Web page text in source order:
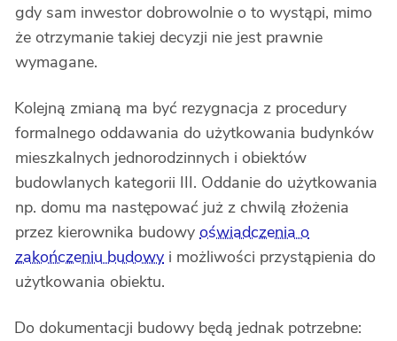
gdy sam inwestor dobrowolnie o to wystąpi, mimo
że otrzymanie takiej decyzji nie jest prawnie
wymagane.
Kolejną zmianą ma być rezygnacja z procedury
formalnego oddawania do użytkowania budynków
mieszkalnych jednorodzinnych i obiektów
budowlanych kategorii III. Oddanie do użytkowania
np. domu ma następować już z chwilą złożenia
przez kierownika budowy oświadczenia o
zakończeniu budowy i możliwości przystąpienia do
użytkowania obiektu.
Do dokumentacji budowy będą jednak potrzebne: